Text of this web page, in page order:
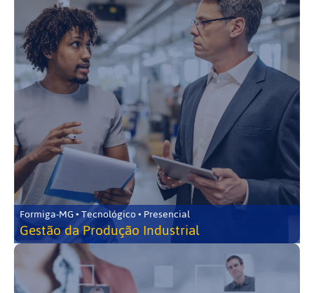
Formiga-MG • Tecnológico • Presencial
Gestão da Produção Industrial